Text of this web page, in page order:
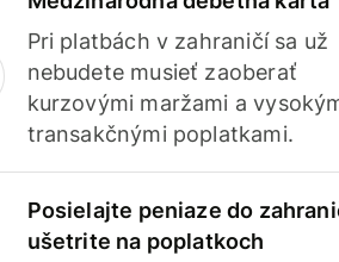
Pri platbách v zahraničí sa už
nebudete musieť zaoberať
kurzovými maržami a
transakčnými poplatkami.
Posielajte peniaze do
ušetrite na poplatkoch